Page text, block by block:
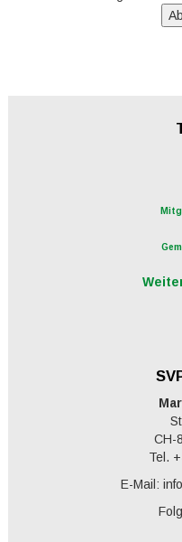
CH-
Tel.
E-Mail: